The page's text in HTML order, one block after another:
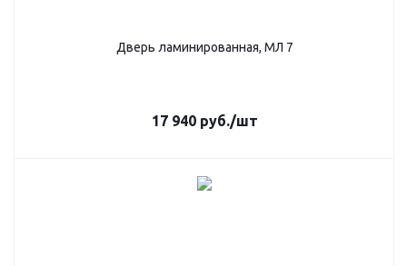
Дверь ламинированная, МЛ 7
17 940руб./шт